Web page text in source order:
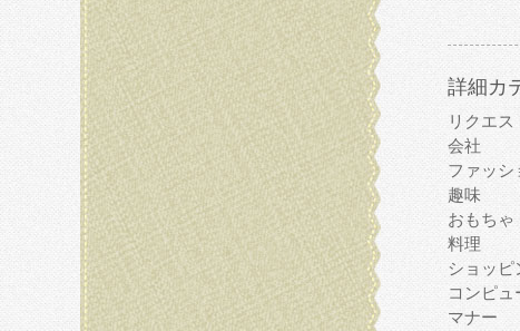
詳細カ
リクエス
会社
ファッシ
趣味
おもちゃ
料理
ショッピ
コンピュ
マナー